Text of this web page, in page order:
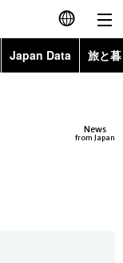
English
Japan Data 旅と
Images
News
from Japan